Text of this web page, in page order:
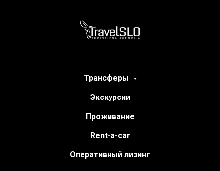
Трансферы
Экскурсии
Проживание
Rent-a-car
Оперативный лизинг